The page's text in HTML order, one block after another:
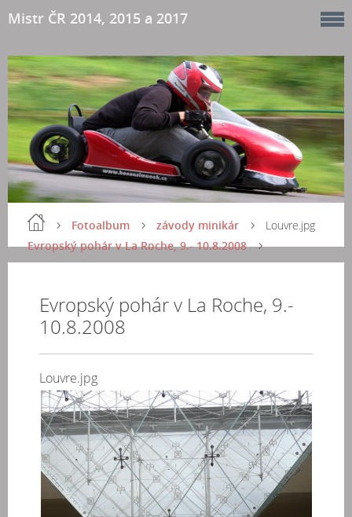
Mistr ČR 2014, 2015 a 2017
Fotoalbum
závody minikár
Evropský pohár v La Roche, 9.- 10.8.2008
Louvre.jpg
Evropský pohár v La Roche, 9.-
10.8.2008
Louvre.jpg